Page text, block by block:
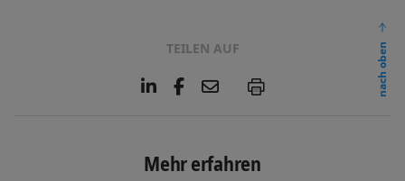
TEILEN AUF
L
e
d
F
o
E
l
P
nach oben
Mehr erfahren